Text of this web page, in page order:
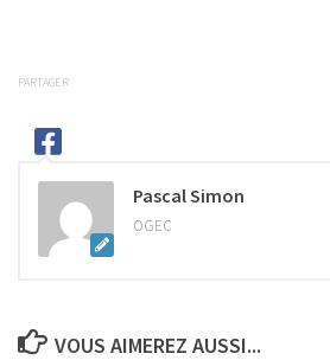
PARTAGER
Pascal Simon
OGEC
VOUS AIMEREZ AUSSI...